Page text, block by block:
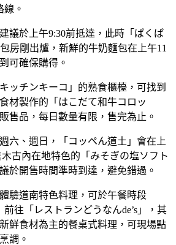
。
建議於上午9:30前抵達，此時「ぱくぱ
房剛出爐，新鮮的牛奶麵包在上午11
可確保購得。
ッチンキーコ」的熟食櫃檯，可找到
材製作的「はこだて和牛コロッ
售品，每日數量有限，售完為止。
週六、週日，「コッペん道土」會在上
古內在地特色的「みそぎの塩ソフト
於開售時間準時到達，避免錯過。
體驗道南特色料理，可於午餐時段
前往「レストランどうなんde’s」，其
鮮食材為主的餐桌式料理，可現場點
調。